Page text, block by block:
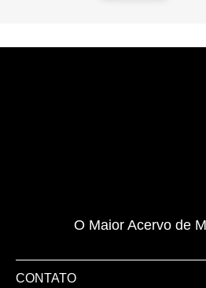
O Maior Acervo de
CONTATO